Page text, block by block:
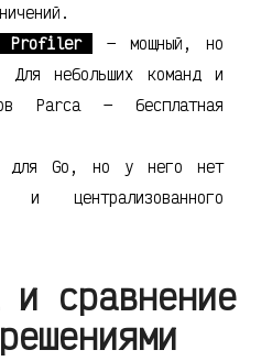
Profiler
— мощный, но
Для небольших команд и
Parca — бесплатная
для Go, но у него нет
и централизованного
и сравнение